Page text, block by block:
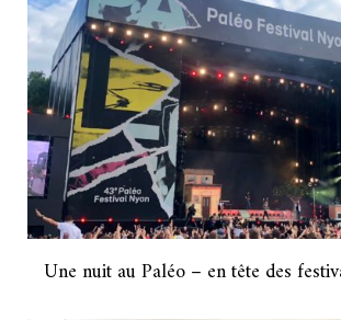
Une nuit au Paléo – en tête des